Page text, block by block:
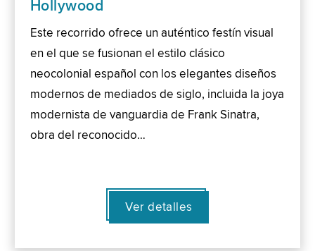
Hollywood
Este recorrido ofrece un auténtico festín visual
en el que se fusionan el estilo clásico
neocolonial español con los elegantes diseños
modernos de mediados de siglo, incluida la joya
modernista de vanguardia de Frank Sinatra,
obra del reconocido…
Ver detalles